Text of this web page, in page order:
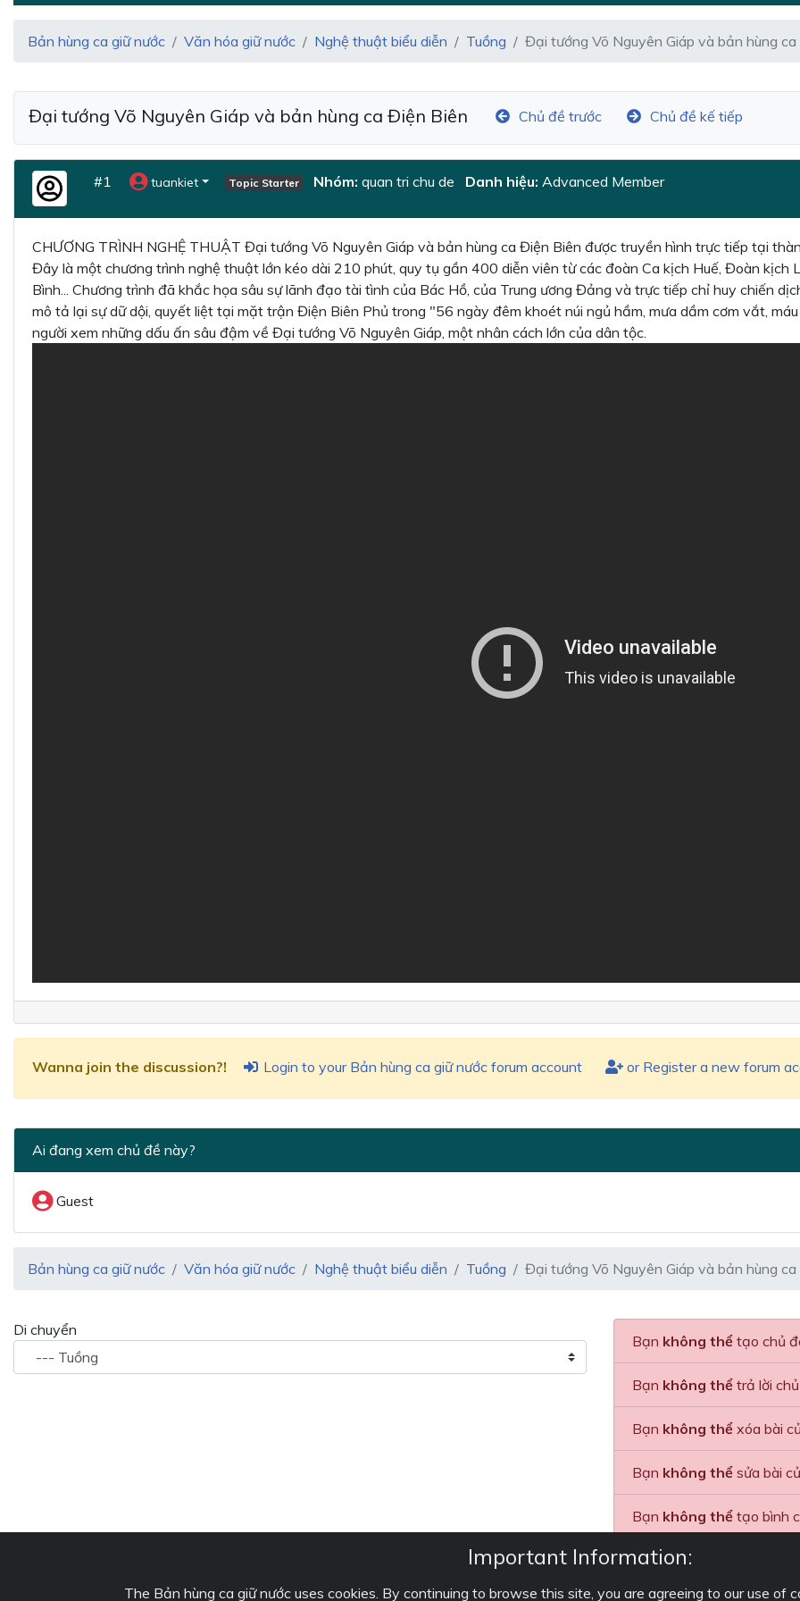
Bản hùng ca giữ nước Văn hóa giữ nước Nghệ thuật biểu diễn Tuồng Đại tướng Võ Nguyên Giáp và bản hùng
Đại tướng Võ Nguyên Giáp và bản hùng ca Điện Biên Chủ đề trước Chủ đề kế tiếp
#1 tuankiet Topic Starter Nhóm: quan tri chu de Danh hiệu: Advanced Member
CHƯƠNG TRÌNH NGHỆ THUẬT Đại tướng Võ Nguyên Giáp và bản hùng ca Điện Biên được truyền hình trực tiếp tại
Đây là một chương trình nghệ thuật lớn kéo dài 210 phút, quy tụ gần 400 diễn viên từ các đoàn Ca kịch Huế, Đoàn
Bình... Chương trình đã khắc họa sâu sự lãnh đạo tài tình của Bác Hồ, của Trung ương Đảng và trực tiếp chỉ huy chiến
mô tả lại sự dữ dội, quyết liệt tại mặt trận Điện Biên Phủ trong "56 ngày đêm khoét núi ngủ hầm, mưa dầm cơm vắt,
người xem những dấu ấn sâu đậm về Đại tướng Võ Nguyên Giáp, một nhân cách lớn của dân tộc.
Wanna join the discussion?! Login to your Bản hùng ca giữ nước forum account or Register a new forum
Ai đang xem chủ đề này?
Guest
Bản hùng ca giữ nước Văn hóa giữ nước Nghệ thuật biểu diễn Tuồng Đại tướng Võ Nguyên Giáp và bản hùng
Di chuyển
Bạn không thể tạo chủ
Bạn không thể trả lời
Bạn không thể xóa bài
Bạn không thể sửa bài
Bạn không thể tạo bình
Bạnkhông thể
Important Information:
The Bản hùng ca giữ nước uses cookies. By continuing to browse this site, you are agreeing to our use of